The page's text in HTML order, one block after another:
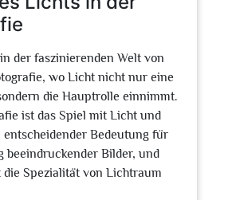
der faszinierenden Welt von
wo Licht nicht nur eine
die Hauptrolle einnimmt.
ist das Spiel mit Licht und
entscheidender Bedeutung für
beeindruckender Bilder, und
die Spezialität von Lichtraum